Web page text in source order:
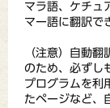
マラ語、ケチュ
マー語に翻訳で
（注意）自動
のため、必ずし
プログラムを利
たページなど、